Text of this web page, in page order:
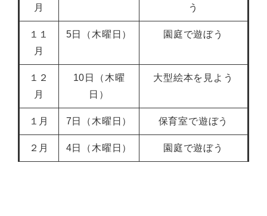
月 う
１１
月
5日（木曜日） 園庭で遊ぼう
１２
月
10日（木曜
日）
大型絵本を見よう
１月 7日（木曜日） 保育室で遊ぼう
２月 4日（木曜日） 園庭で遊ぼう